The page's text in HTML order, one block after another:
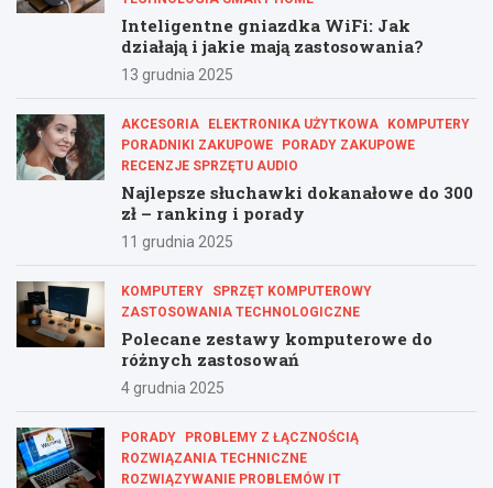
Inteligentne gniazdka WiFi: Jak
działają i jakie mają zastosowania?
13 grudnia 2025
AKCESORIA ELEKTRONIKA UŻYTKOWA
KOMPUTERY
PORADNIKI ZAKUPOWE
PORADY ZAKUPOWE
RECENZJE SPRZĘTU AUDIO
Najlepsze słuchawki dokanałowe do 300
zł – ranking i porady
11 grudnia 2025
KOMPUTERY
SPRZĘT KOMPUTEROWY
ZASTOSOWANIA TECHNOLOGICZNE
Polecane zestawy komputerowe do
różnych zastosowań
4 grudnia 2025
PORADY
PROBLEMY Z ŁĄCZNOŚCIĄ
ROZWIĄZANIA TECHNICZNE
ROZWIĄZYWANIE PROBLEMÓW IT